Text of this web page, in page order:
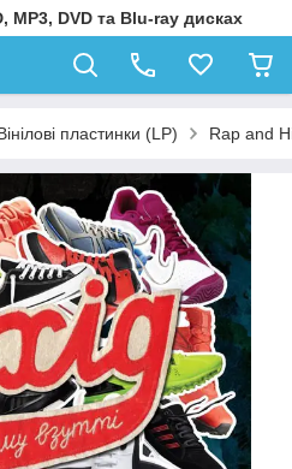
DVD та Blu-ray дисках
пластинки (LP) Rap and